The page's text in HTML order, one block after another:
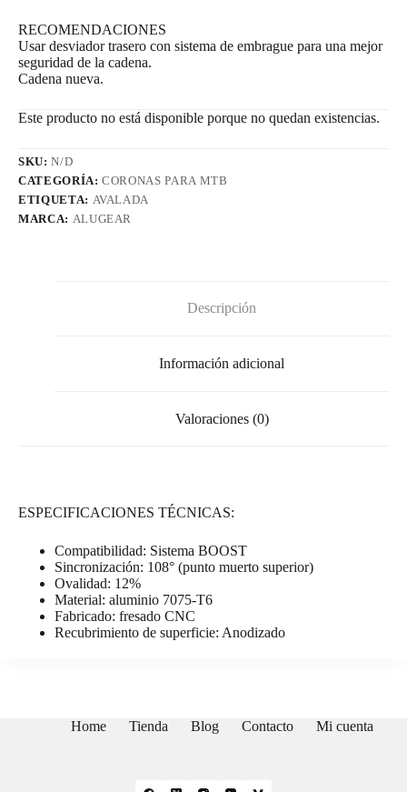
RECOMENDACIONES
Usar desviador trasero con sistema de embrague para una mejor
seguridad de la cadena.
Cadena nueva.
Este producto no está disponible porque no quedan existencias.
SKU:N/D
CATEGORÍA:CORONAS PARA MTB
ETIQUETA: AVALADA
MARCA: ALUGEAR
Descripción
Información adicional
Valoraciones (0)
ESPECIFICACIONES TÉCNICAS:
Compatibilidad: Sistema BOOST
Sincronización: 108° (punto muerto superior)
Ovalidad: 12%
Material: aluminio 7075-T6
Fabricado: fresado CNC
Recubrimiento de superficie: Anodizado
Home Tienda Blog Contacto Mi cuenta